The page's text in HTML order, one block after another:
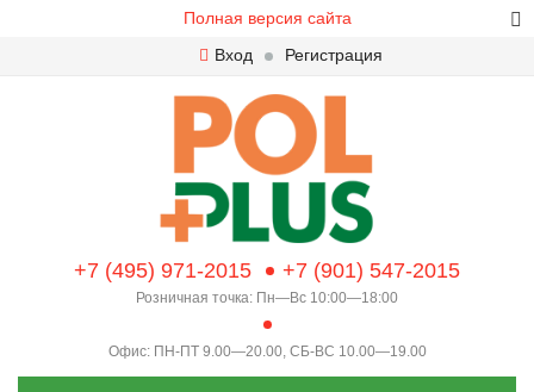
Полная версия сайта
Вход
Регистрация
+7 (495) 971-2015 +7 (901) 547-2015
Розничная точка: Пн—Вс 10:00—18:00
Офис: ПН-ПТ 9.00—20.00, СБ-ВС 10.00—19.00